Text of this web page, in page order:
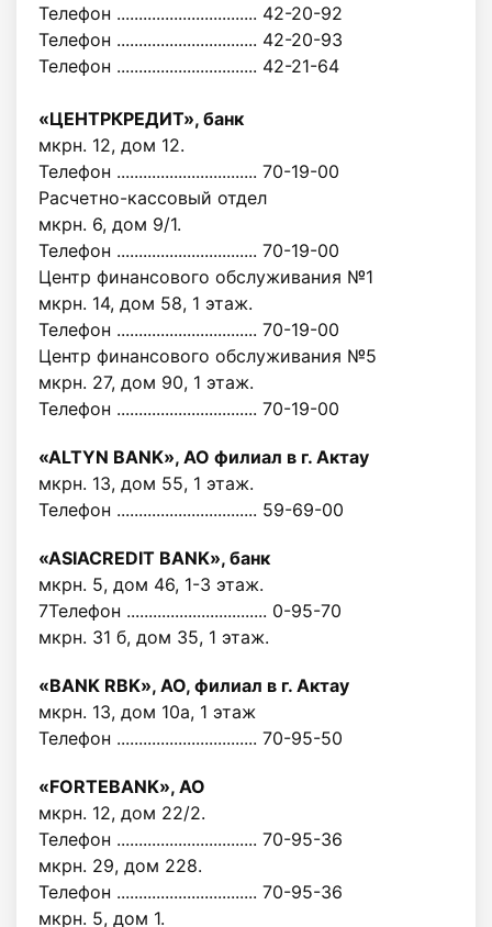
Телефон ................................ 42-20-92
Телефон ................................ 42-20-93
Телефон ................................ 42-21-64
«ЦЕНТРКРЕДИТ», банк
мкрн. 12, дом 12.
Телефон ................................ 70-19-00
Расчетно-кассовый отдел
мкрн. 6, дом 9/1.
Телефон ................................ 70-19-00
Центр финансового обслуживания №1
мкрн. 14, дом 58, 1 этаж.
Телефон ................................ 70-19-00
Центр финансового обслуживания №5
мкрн. 27, дом 90, 1 этаж.
Телефон ................................ 70-19-00
«ALTYN BANK», АО филиал в г. Актау
мкрн. 13, дом 55, 1 этаж.
Телефон ................................ 59-69-00
«ASIACREDIT BANK», банк
мкрн. 5, дом 46, 1-3 этаж.
7Телефон ................................ 0-95-70
мкрн. 31 б, дом 35, 1 этаж.
«BANK RBK», АО, филиал в г. Актау
мкрн. 13, дом 10а, 1 этаж
Телефон ................................ 70-95-50
«FORTEBANK», АО
мкрн. 12, дом 22/2.
Телефон ................................ 70-95-36
мкрн. 29, дом 228.
Телефон ................................ 70-95-36
мкрн. 5, дом 1.